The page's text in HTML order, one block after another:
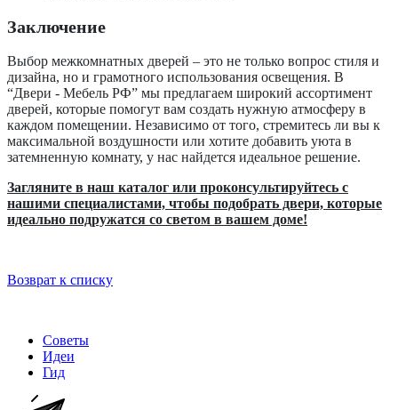
Заключение
Выбор межкомнатных дверей – это не только вопрос стиля и
дизайна, но и грамотного использования освещения. В
“Двери - Мебель РФ” мы предлагаем широкий ассортимент
дверей, которые помогут вам создать нужную атмосферу в
каждом помещении. Независимо от того, стремитесь ли вы к
максимальной воздушности или хотите добавить уюта в
затемненную комнату, у нас найдется идеальное решение.
Загляните в наш каталог или проконсультируйтесь с
нашими специалистами, чтобы подобрать двери, которые
идеально подружатся со светом в вашем доме!
Возврат к списку
Советы
Идеи
Гид